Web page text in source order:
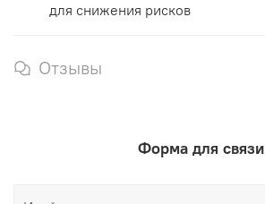
для снижения рисков
Отзывы
Форма для связи